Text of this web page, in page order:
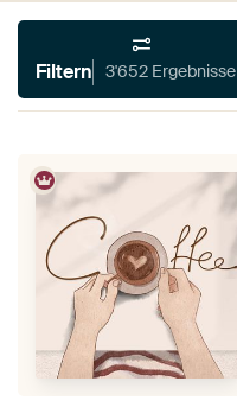
Filtern 3'652 Ergebnisse